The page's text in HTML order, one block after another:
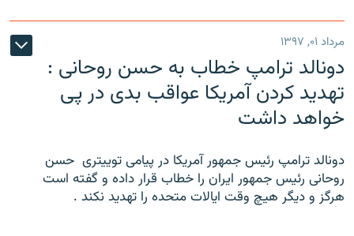
مرداد ۰۱, ۱۳۹۷
دونالد ترامپ خطاب به حسن روحانی :
تهدید کردن آمریکا عواقب بدی در پی
خواهد داشت
دونالد ترامپ رئیس جمهور آمریکا در پیامی توییتری ‌ حسن
روحانی رئیس جمهور ایران را خطاب قرار داده و گفته است
هرگز و دیگر هیچ وقت ایالات متحده را تهدید نکند .